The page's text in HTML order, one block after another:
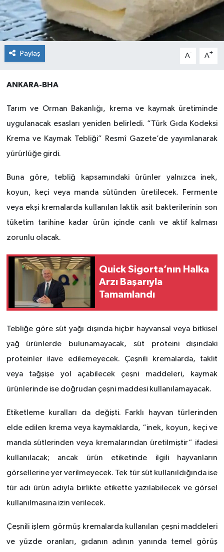
Paylaş A- A+
ANKARA-BHA
Tarım ve Orman Bakanlığı, krema ve kaymak üretiminde
uygulanacak esasları yeniden belirledi. “Türk Gıda Kodeksi
Krema ve Kaymak Tebliği” Resmî Gazete’de yayımlanarak
yürürlüğe girdi.
Buna göre, tebliğ kapsamındaki ürünler yalnızca inek,
koyun, keçi veya manda sütünden üretilecek. Fermente
veya ekşi kremalarda kullanılan laktik asit bakterilerinin son
tüketim tarihine kadar ürün içinde canlı ve aktif kalması
zorunlu olacak.
Quick Sigorta’nın Halka
Arzı Başarıyla
Tamamlandı
Tebliğe göre süt yağı dışında hiçbir hayvansal veya bitkisel
yağ ürünlerde bulunamayacak, süt proteini dışındaki
proteinler ilave edilemeyecek. Çeşnili kremalarda, taklit
veya tağşişe yol açabilecek çeşni maddeleri, kaymak
ürünlerinde ise doğrudan çeşni maddesi kullanılamayacak.
Etiketleme kuralları da değişti. Farklı hayvan türlerinden
elde edilen krema veya kaymaklarda, “inek, koyun, keçi ve
manda sütlerinden veya kremalarından üretilmiştir” ifadesi
kullanılacak; ancak ürün etiketinde ilgili hayvanların
görsellerine yer verilmeyecek. Tek tür süt kullanıldığında ise
tür adı ürün adıyla birlikte etikette yazılabilecek ve görsel
kullanılmasına izin verilecek.
Çeşnili işlem görmüş kremalarda kullanılan çeşni maddeleri
ve yüzde oranları, gıdanın adının yanında temel görüş